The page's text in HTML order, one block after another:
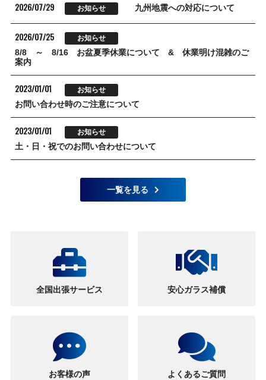
2026/07/29 お知らせ 九州地震への対応について
2026/07/25 お知らせ
8/8 ～ 8/16 お盆夏季休業について & 休業明け混雑のご
案内
2023/01/01 お知らせ
お問い合わせ時のご注意について
2023/01/01 お知らせ
土・日・祝でのお問い合わせについて
一覧を見る
全国出張サービス 安心ガラス補償
お客様の声 よくあるご質問